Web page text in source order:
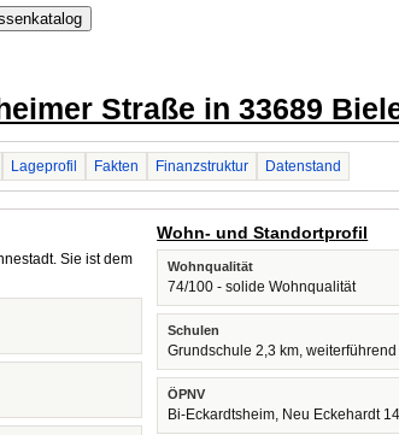
Straße in 33689
Lageprofil Fakten Finanzstruktur Datenstand
Sie ist dem
Wohn- und Standortprofil
Wohnqualität
74/100 - solide Wohnqualität
Schulen
Grundschule 2,3 km, weiterführend
ÖPNV
Bi-Eckardtsheim, Neu Eckehardt